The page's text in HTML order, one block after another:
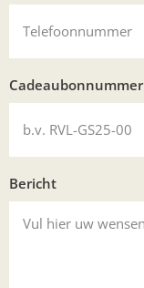
Cadeaubonnummer
Bericht